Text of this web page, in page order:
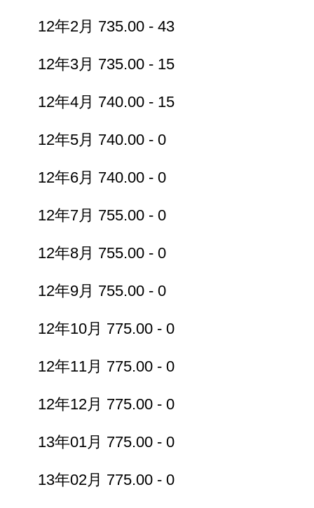
12年2月 735.00 - 43
12年3月 735.00 - 15
12年4月 740.00 - 15
12年5月 740.00 - 0
12年6月 740.00 - 0
12年7月 755.00 - 0
12年8月 755.00 - 0
12年9月 755.00 - 0
12年10月 775.00 - 0
12年11月 775.00 - 0
12年12月 775.00 - 0
13年01月 775.00 - 0
13年02月 775.00 - 0